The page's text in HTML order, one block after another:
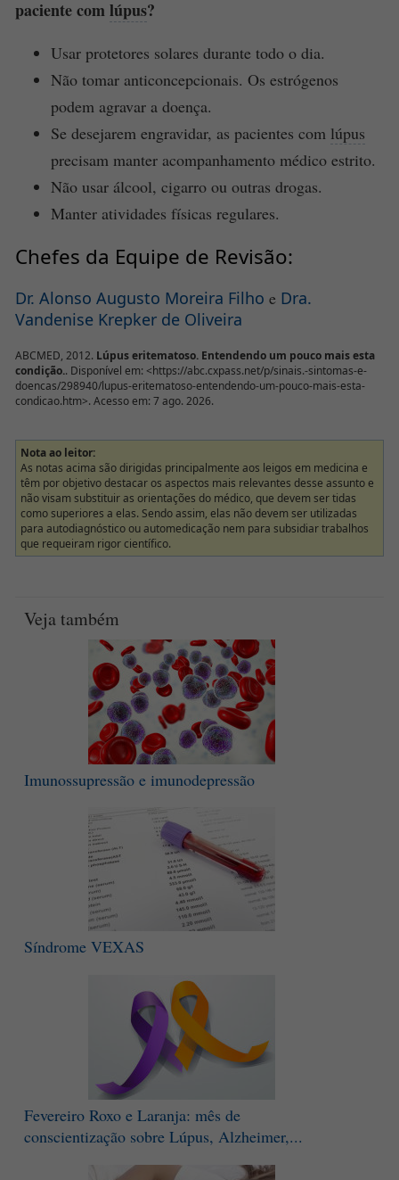
paciente comlúpus?
Usar protetores solares durante todo o dia.
Não tomar anticoncepcionais. Os estrógenos
podem agravar a doença.
Se desejarem engravidar, as pacientes com lúpus
precisam manter acompanhamento médico estrito.
Não usar álcool, cigarro ou outras drogas.
Manter atividades físicas regulares.
Chefes da Equipe de Revisão:
Dr. Alonso Augusto Moreira Filho e Dra.
Vandenise Krepker de Oliveira
ABCMED, 2012. Lúpus eritematoso. Entendendo um pouco mais esta
condição.. Disponível em: <https://abc.cxpass.net/p/sinais.-sintomas-e-
doencas/298940/lupus-eritematoso-entendendo-um-pouco-mais-esta-
condicao.htm>. Acesso em: 7 ago. 2026.
Nota ao leitor:
As notas acima são dirigidas principalmente aos leigos em medicina e
têm por objetivo destacar os aspectos mais relevantes desse assunto e
não visam substituir as orientações do médico, que devem ser tidas
como superiores a elas. Sendo assim, elas não devem ser utilizadas
para autodiagnóstico ou automedicação nem para subsidiar trabalhos
que requeiram rigor científico.
Veja também
Imunossupressão e imunodepressão
Síndrome VEXAS
Fevereiro Roxo e Laranja: mês de
conscientização sobre Lúpus, Alzheimer,...